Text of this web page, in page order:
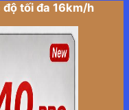
tối đa 16km/h